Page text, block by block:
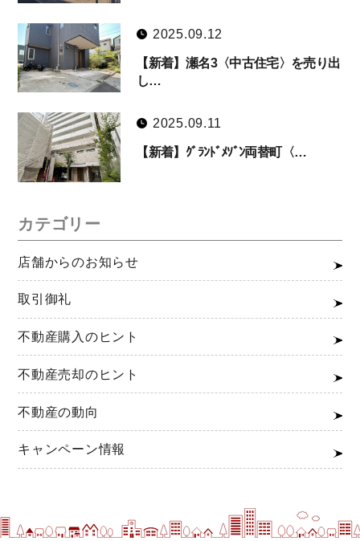
2025.09.12
【新着】瀬名3〈中古住宅〉を売り出
し…
2025.09.11
【新着】ｸﾞﾗﾝﾄﾞﾒｿﾞﾝ両替町〈…
カテゴリー
店舗からのお知らせ
取引御礼
不動産購入のヒント
不動産売却のヒント
不動産の動向
キャンペーン情報